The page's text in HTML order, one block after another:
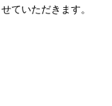
ていただきます。